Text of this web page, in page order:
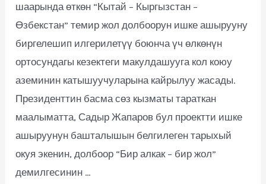
шаарында өткөн “Кытай – Кыргызстан –
Өзбекстан” темир жол долбоорун ишке ашырууну
биргелешип илгерилетүү боюнча үч өлкөнүн
ортосундагы кезектеги макулдашууга кол коюу
аземинин катышуучуларына кайрылуу жасады.
Президенттин басма сөз кызматы тараткан
маалыматта, Садыр Жапаров бул проектти ишке
ашыруунун башталышын белгилеген тарыхый
окуя экенин, долбоор “Бир алкак – бир жол”
демилгесинин …